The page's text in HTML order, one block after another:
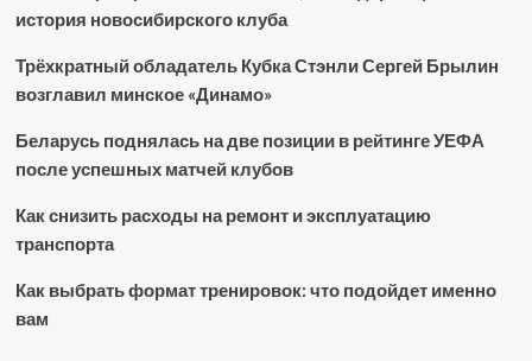
история новосибирского клуба
Трёхкратный обладатель Кубка Стэнли Сергей Брылин
возглавил минское «Динамо»
Беларусь поднялась на две позиции в рейтинге УЕФА
после успешных матчей клубов
Как снизить расходы на ремонт и эксплуатацию
транспорта
Как выбрать формат тренировок: что подойдет именно
вам